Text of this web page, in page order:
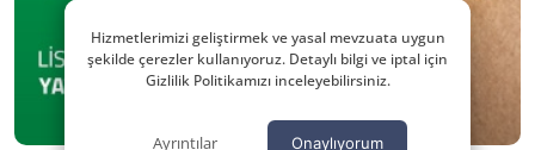
Hizmetlerimizi geliştirmek ve yasal mevzuata uygun
şekilde çerezler kullanıyoruz. Detaylı bilgi ve iptal için
Gizlilik Politikamızı inceleyebilirsiniz.
Ayrıntılar Onaylıyorum